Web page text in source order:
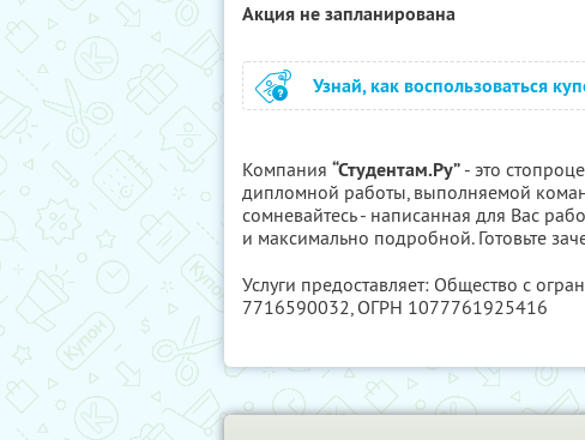
Акция не запланирована
Узнай, как воспользоваться
Компания “Студентам.Ру” - это
дипломной работы, выполняемой
сомневайтесь - написанная для Вас
и максимально подробной. Готовьте
Услуги предоставляет: Общество с
7716590032, ОГРН 1077761925416